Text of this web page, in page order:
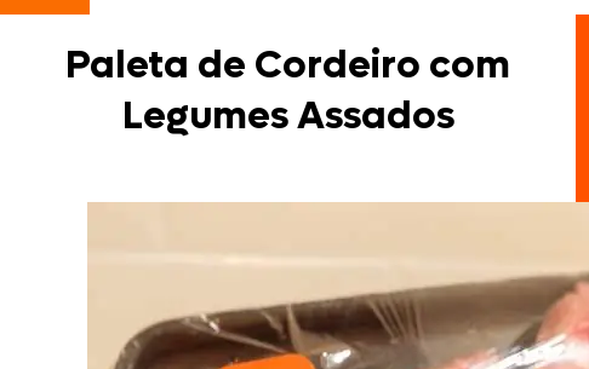
Paleta de Cordeiro com
Legumes Assados